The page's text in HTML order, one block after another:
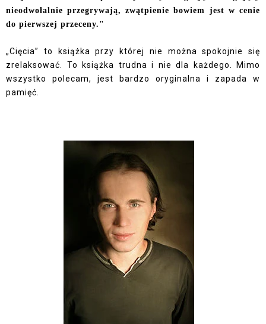
nieodwołalnie przegrywają, zwątpienie bowiem jest w cenie
do pierwszej przeceny."
„Cięcia” to książka przy której nie można spokojnie się
zrelaksować. To książka trudna i nie dla każdego. Mimo
wszystko polecam, jest bardzo oryginalna i zapada w
pamięć.